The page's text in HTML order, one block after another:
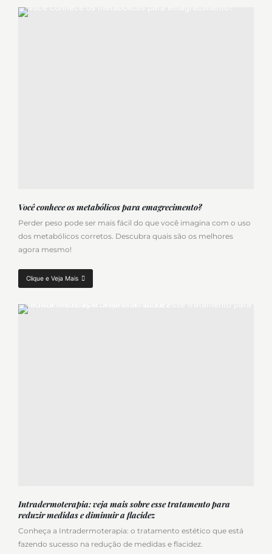
Você conhece os metabólicos para emagrecimento?
Perder peso pode ser mais fácil do que você imagina com o uso
dos metabólicos corretos. Descubra quais são os melhores
agora mesmo!
Clique e Veja Mais
Intradermoterapia: veja mais sobre esse tratamento para
reduzir medidas e diminuir a flacidez
Conheça a Intradermoterapia: o tratamento estético que está
fazendo sucesso na redução de medidas e flacidez.